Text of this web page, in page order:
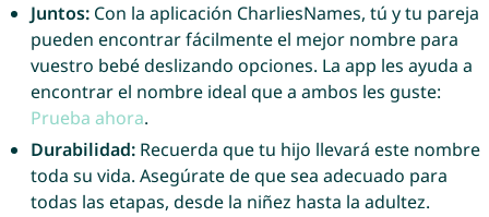
Juntos:Con la aplicación CharliesNames, tú y tu pareja
pueden encontrar fácilmente el mejor nombre para
vuestro bebé deslizando opciones. La app les ayuda a
encontrar el nombre ideal que a ambos les guste:
Prueba ahora.
Durabilidad:Recuerda que tu hijo llevará este nombre
toda su vida. Asegúrate de que sea adecuado para
todas las etapas, desde la niñez hasta la adultez.